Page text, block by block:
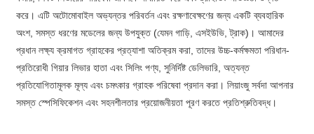
করে। এটি অটোমোবাইল অভ্যন্তর পরিবর্তন এবং রক্ষণাবেক্ষণের জন্য একটি ব্যবহারিক
অংশ, সমস্ত ধরণের মডেলের জন্য উপযুক্ত (যেমন গাড়ি, এসইউভি, ট্রাক)। আমাদের
প্রধান লক্ষ্য ক্রমাগত গ্রাহকের প্রত্যাশা অতিক্রম করা, তাদের উচ্চ-কর্মক্ষমতা পরিধান-
প্রতিরোধী গিয়ার লিভার হাতা এবং সিলিং পণ্য, সুনির্দিষ্ট ডেলিভারি, অত্যন্ত
প্রতিযোগিতামূলক মূল্য এবং চমৎকার গ্রাহক পরিষেবা প্রদান করা। লিয়াংজু সর্বদা আপনার
সমস্ত স্পেসিফিকেশন এবং সহনশীলতার প্রয়োজনীয়তা পূরণ করতে প্রতিশ্রুতিবদ্ধ।